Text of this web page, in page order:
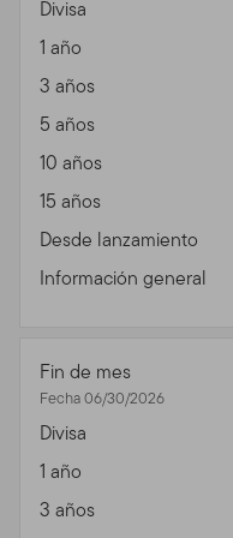
Divisa
1 año
3 años
5 años
10 años
15 años
Desde lanzamiento
Información general
Fin de mes
Fecha 06/30/2026
Divisa
1 año
3 años
Uso
Política de Privacidad.
no pública que
inversores actuales y
que tomamos para
Sitio puede implicar la